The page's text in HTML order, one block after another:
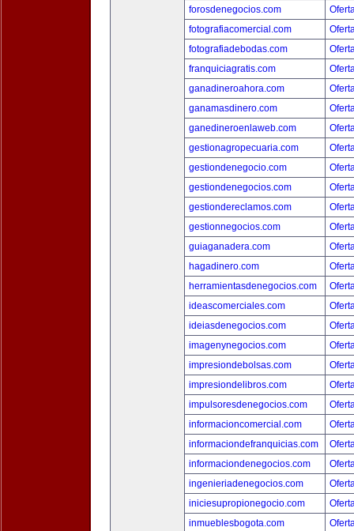
forosdenegocios.com
fotografiacomercial.com
fotografiadebodas.com
franquiciagratis.com
ganadineroahora.com
ganamasdinero.com
ganedineroenlaweb.com
gestionagropecuaria.com
gestiondenegocio.com
gestiondenegocios.com
gestiondereclamos.com
gestionnegocios.com
guiaganadera.com
hagadinero.com
herramientasdenegocios.com
ideascomerciales.com
ideiasdenegocios.com
imagenynegocios.com
impresiondebolsas.com
impresiondelibros.com
impulsoresdenegocios.com
informacioncomercial.com
informaciondefranquicias.com
informaciondenegocios.com
ingenieriadenegocios.com
iniciesupropionegocio.com
inmueblesbogota.com